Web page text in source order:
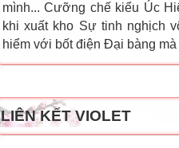
mình... Cưỡng chế kiểu Úc
khi xuất kho Sự tinh nghịch
hiểm với bốt điện Đại bàng
LIÊN KẾT VIOLET